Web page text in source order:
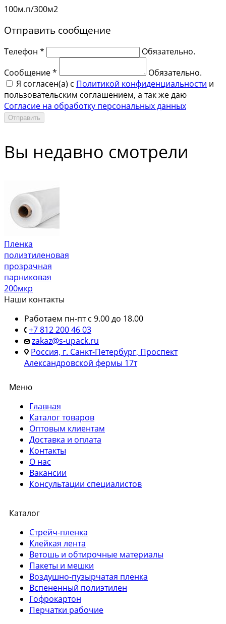
100м.п/300м2
Отправить сообщение
Телефон *
Обязательно.
Сообщение *
Обязательно.
Я согласен(a) с Политикой конфиденциальности и
пользовательским соглашением, а так же даю
Согласие на обработку персональных данных
Отправить
Вы недавно смотрели
Пленка
полиэтиленовая
прозрачная
парниковая
200мкр
Наши контакты
Работаем пн-пт с 9.00 до 18.00
+7 812 200 46 03
zakaz@s-upack.ru
Россия, г. Санкт-Петербург, Проспект
Александровской фермы 17т
Меню
Главная
Каталог товаров
Оптовым клиентам
Доставка и оплата
Контакты
О нас
Вакансии
Консультации специалистов
Каталог
Стрейч-пленка
Клейкая лента
Ветошь и обтирочные материалы
Пакеты и мешки
Воздушно-пузырчатая пленка
Вспененный полиэтилен
Гофрокартон
Перчатки рабочие